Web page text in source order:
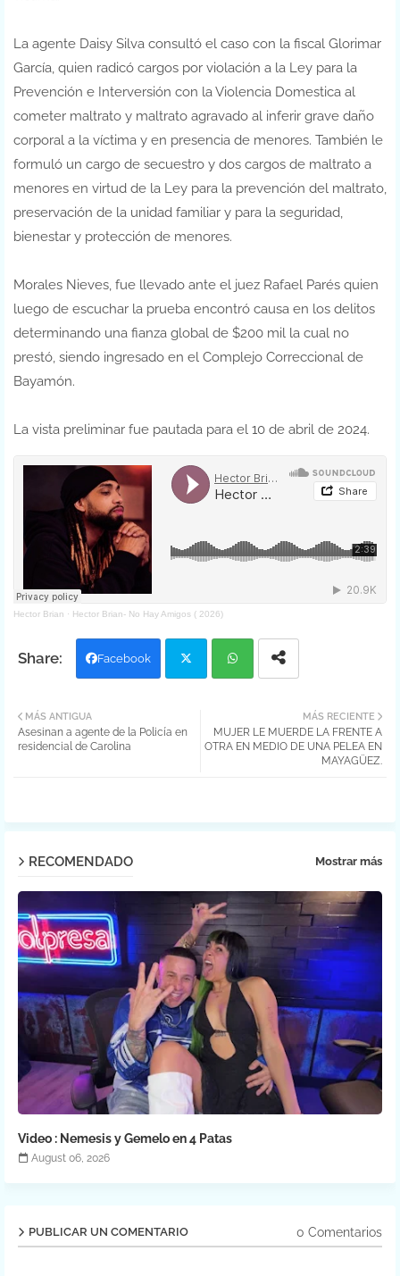
La agente Daisy Silva consultó el caso con la fiscal Glorimar
García, quien radicó cargos por violación a la Ley para la
Prevención e Interversión con la Violencia Domestica al
cometer maltrato y maltrato agravado al inferir grave daño
corporal a la víctima y en presencia de menores. También le
formuló un cargo de secuestro y dos cargos de maltrato a
menores en virtud de la Ley para la prevención del maltrato,
preservación de la unidad familiar y para la seguridad,
bienestar y protección de menores.
Morales Nieves, fue llevado ante el juez Rafael Parés quien
luego de escuchar la prueba encontró causa en los delitos
determinando una fianza global de $200 mil la cual no
prestó, siendo ingresado en el Complejo Correccional de
Bayamón.
La vista preliminar fue pautada para el 10 de abril de 2024.
Hector Brian · Hector Brian- No Hay Amigos ( 2026)
Facebook
ter atsa
MÁS RECIENTE
MUJER LE MUERDE LA FRENTE A
OTRA EN MEDIO DE UNA PELEA EN
MAYAGÜEZ.
MÁS ANTIGUA
Asesinan a agente de la Policía en
residencial de Carolina
RECOMENDADO Mostrar más
Video : Nemesis y Gemelo en 4 Patas
August 06, 2026
PUBLICAR UN COMENTARIO 0 Comentarios